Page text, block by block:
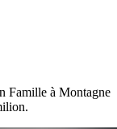
Famille à Montagne